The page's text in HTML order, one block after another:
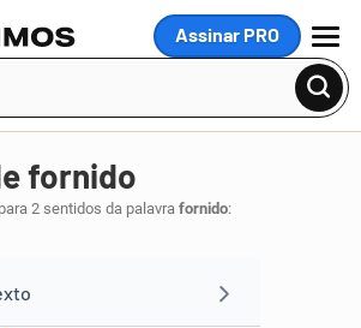
Assinar PRO
MENU
fornido
para 2 sentidos da palavra fornido: